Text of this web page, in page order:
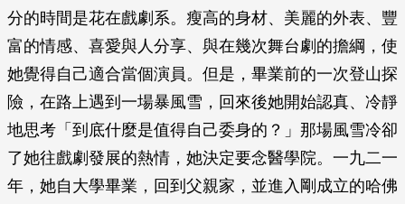
分的時間是花在戲劇系。瘦高的身材、美麗的外表、豐
富的情感、喜愛與人分享、與在幾次舞台劇的擔綱，使
她覺得自己適合當個演員。但是，畢業前的一次登山探
險，在路上遇到一場暴風雪，回來後她開始認真、冷靜
地思考「到底什麼是值得自己委身的？」那場風雪冷卻
了她往戲劇發展的熱情，她決定要念醫學院。一九二一
年，她自大學畢業，回到父親家，並進入剛成立的哈佛